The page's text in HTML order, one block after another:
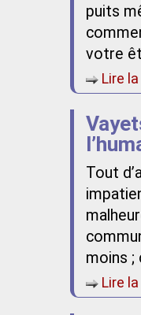
puits
votre
Lire
Tout
moins ;
Lire